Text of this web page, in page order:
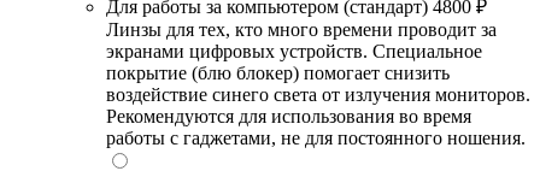
Для работы за компьютером (стандарт) 4800 ₽
Линзы для тех, кто много времени проводит за
экранами цифровых устройств. Специальное
покрытие (блю блокер) помогает снизить
воздействие синего света от излучения мониторов.
Рекомендуются для использования во время
работы с гаджетами, не для постоянного ношения.